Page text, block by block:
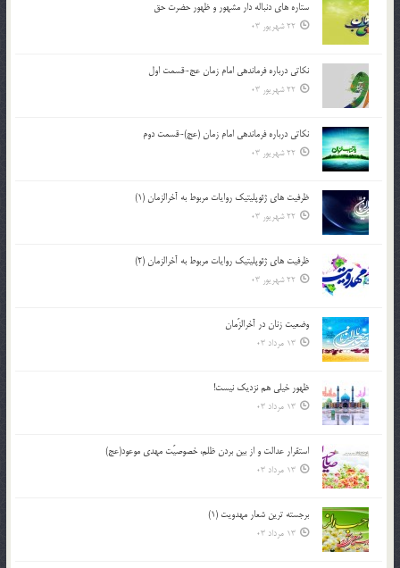
ستاره های دنباله دار مشهور و ظهور حضرت حق
22 شهریور 03
نکاتى درباره فرماندهى امام زمان عج-قسمت اول
22 شهریور 03
نکاتى درباره فرماندهى امام زمان (عج)-قسمت دوم
22 شهریور 03
ظرفیت های ژئوپلیتیک روایات مربوط به آخرالزمان (1)
22 شهریور 03
ظرفیت های ژئوپلیتیک روایات مربوط به آخرالزمان (2)
22 شهریور 03
وضعیت زنان در آخرالزّمان
13 مرداد 03
ظهور خیلی هم نزدیک نیست!
13 مرداد 03
استقرار عدالت و از بين بردن ظلم، خصوصيّت مهدي موعود(عج)
13 مرداد 03
برجسته ترين شعار مهدويت (1)
13 مرداد 03